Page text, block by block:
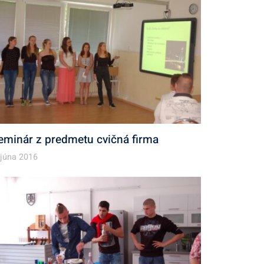
z predmetu cvičná firma
2016